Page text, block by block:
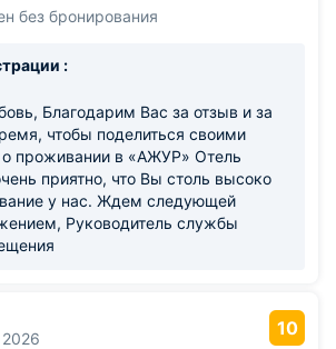
без бронирования
:
Благодарим Вас за отзыв и за
чтобы поделиться своими
о проживании в «АЖУР» Отель
приятно, что Вы столь высоко
у нас. Ждем следующей
Руководитель службы
10